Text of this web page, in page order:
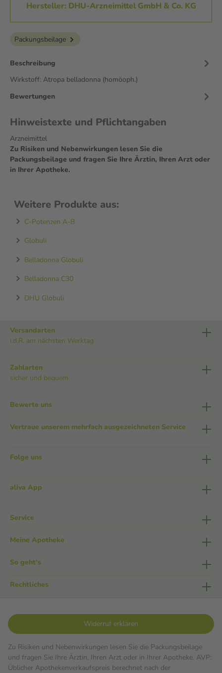
Hersteller: DHU-Arzneimittel GmbH & Co. KG
Packungsbeilage
Beschreibung
Wirkstoff: Atropa belladonna (homöoph.)
Bewertungen
Hinweistexte und Pflichtangaben
Arzneimittel
Zu Risiken und Nebenwirkungen lesen Sie die
Packungsbeilage und fragen Sie Ihre Ärztin, Ihren Arzt oder
in Ihrer Apotheke.
Weitere Produkte aus:
C-Potenzen A-B
Globuli
Belladonna Globuli
Belladonna C30
DHU Globuli
Versandarten
i.d.R. am nächsten Werktag
Zahlarten
sicher und bequem
Bewerte uns
Vertraue unserem mehrfach ausgezeichneten Service
Folge uns
aliva App
Service
Meine Apotheke
So geht's
Rechtliches
Widerruf erklären
Zu Risiken und Nebenwirkungen lesen Sie die Packungsbeilage
und fragen Sie Ihre Ärztin, Ihren Arzt oder in Ihrer Apotheke. AVP:
Üblicher Apothekenverkaufspreis berechnet nach der